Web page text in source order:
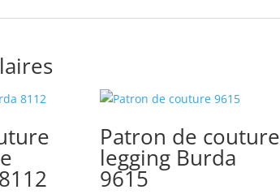
Patron de couture
legging Burda
9615